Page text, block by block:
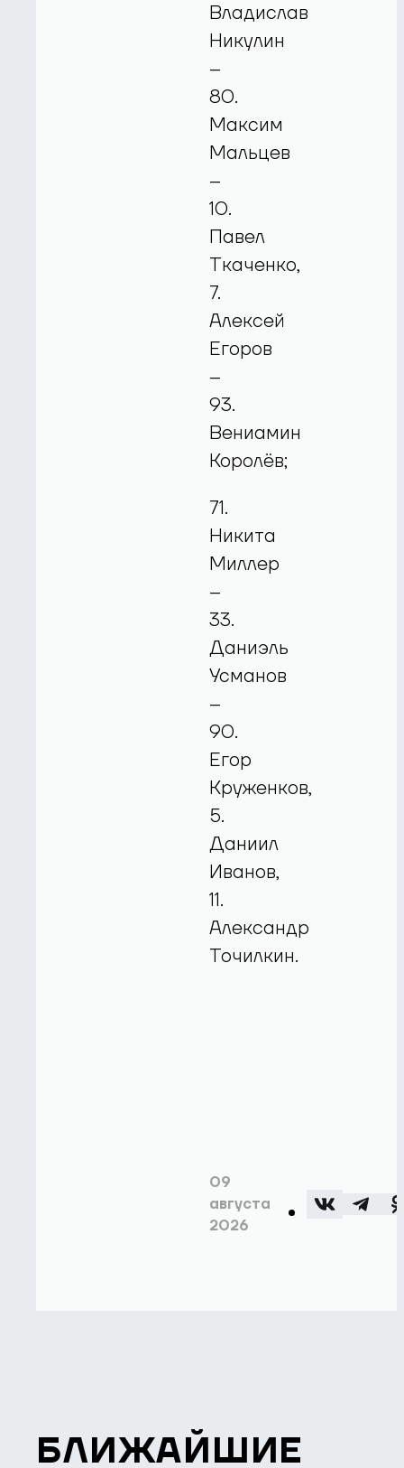
Владислав
Никулин
–
80.
Максим
Мальцев
–
10.
Павел
Ткаченко,
7.
Алексей
Егоров
–
93.
Вениамин
Королёв;
71.
Никита
Миллер
–
33.
Даниэль
Усманов
–
90.
Егор
Круженков,
5.
Даниил
Иванов,
11.
Александр
Точилкин.
09
августа
2026
БЛИЖАЙШИЕ